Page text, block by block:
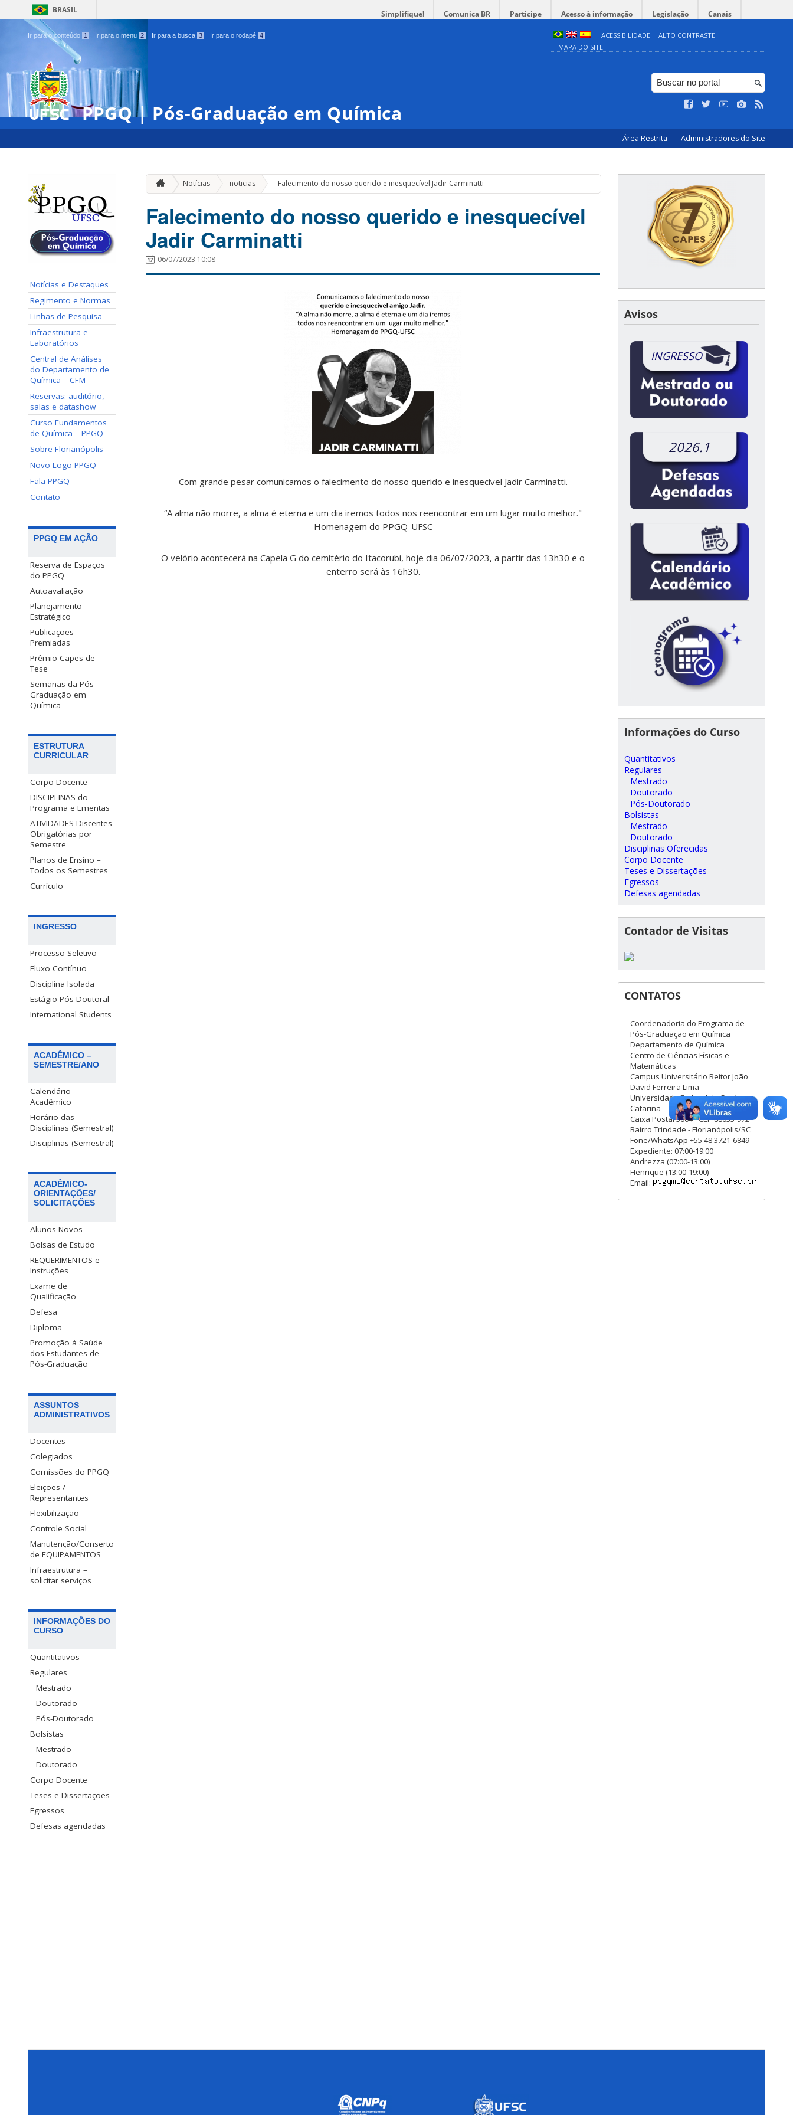
BRASIL Simplifique! Comunica BR Participe Acesso à informação Legislação Canais
Ir para o conteúdo 1 Ir para o menu 2 Ir para a busca 3 Ir para o rodapé 4 ACESSIBILIDADE
ALTO CONTRASTE
MAPA DO SITE
PPGQ | Pós-Graduação em Química
Área Restrita Administradores do Site
Notícias e Destaques
Regimento e Normas
Linhas de Pesquisa
Infraestrutura e
Laboratórios
Central de Análises
do Departamento de
Química – CFM
Reservas: auditório,
salas e datashow
Curso Fundamentos
de Química – PPGQ
Sobre Florianópolis
Novo Logo PPGQ
Fala PPGQ
Contato
PPGQ EM AÇÃO
Reserva de Espaços
do PPGQ
Autoavaliação
Planejamento
Estratégico
Publicações
Premiadas
Prêmio Capes de
Tese
Semanas da Pós-
Graduação em
Química
ESTRUTURA
CURRICULAR
Corpo Docente
DISCIPLINAS do
Programa e Ementas
ATIVIDADES Discentes
Obrigatórias por
Semestre
Planos de Ensino –
Todos os Semestres
Currículo
INGRESSO
Processo Seletivo
Fluxo Contínuo
Disciplina Isolada
Estágio Pós-Doutoral
International Students
ACADÊMICO –
SEMESTRE/ANO
Calendário
Acadêmico
Horário das
Disciplinas (Semestral)
Disciplinas (Semestral)
ACADÊMICO-
ORIENTAÇÕES/
SOLICITAÇÕES
Alunos Novos
Bolsas de Estudo
REQUERIMENTOS e
Instruções
Exame de
Qualificação
Defesa
Diploma
Promoção à Saúde
dos Estudantes de
Pós-Graduação
ASSUNTOS
ADMINISTRATIVOS
Docentes
Colegiados
Comissões do PPGQ
Eleições /
Representantes
Flexibilização
Controle Social
Manutenção/Conserto
de EQUIPAMENTOS
Infraestrutura –
solicitar serviços
INFORMAÇÕES DO
CURSO
Quantitativos
Regulares
Mestrado
Doutorado
Pós-Doutorado
Bolsistas
Mestrado
Doutorado
Corpo Docente
Teses e Dissertações
Egressos
Defesas agendadas
Notícias noticias » Falecimento do nosso querido e inesquecível Jadir Carminatti
Falecimento do nosso querido e inesquecível
Jadir Carminatti
06/07/2023 10:08
Com grande pesar comunicamos o falecimento do nosso querido e inesquecível Jadir Carminatti.
“A alma não morre, a alma é eterna e um dia iremos todos nos reencontrar em um lugar muito melhor."
Homenagem do PPGQ-UFSC
O velório acontecerá na Capela G do cemitério do Itacorubi, hoje dia 06/07/2023, a partir das 13h30 e o
enterro será às 16h30.
Avisos
INGRESSO
2026.1
Informações do Curso
Quantitativos
Regulares
Mestrado
Doutorado
Pós-Doutorado
Bolsistas
Mestrado
Doutorado
Disciplinas Oferecidas
Corpo Docente
Teses e Dissertações
Egressos
Defesas agendadas
Contador de Visitas
CONTATOS
Coordenadoria do Programa de
Pós-Graduação em Química
Departamento de Química
Centro de Ciências Físicas e
Matemáticas
Campus Universitário Reitor João
David Ferreira Lima
Universidade Federal de Santa
Catarina
Caixa Postal 5064 - CEP 88035-972
Bairro Trindade - Florianópolis/SC
Fone/WhatsApp +55 48 3721-6849
Expediente: 07:00-19:00
Andrezza (07:00-13:00)
Henrique (13:00-19:00)
Email: